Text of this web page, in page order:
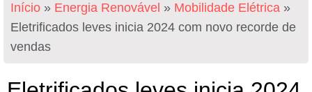
Início » Energia Renovável » Mobilidade Elétrica »
Eletrificados leves inicia 2024 com novo recorde de
vendas